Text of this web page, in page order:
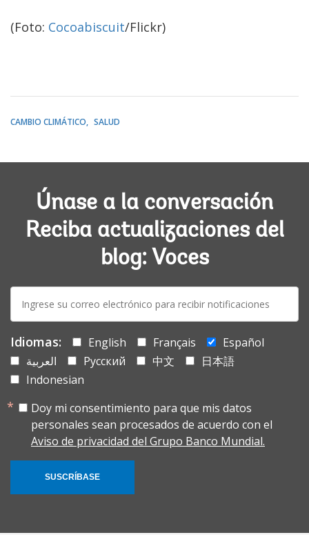
(Foto: Cocoabiscuit/Flickr)
CAMBIO CLIMÁTICO SALUD
Únase a la conversación
Reciba actualizaciones del
blog: Voces
E-
mail:
Idiomas: English Français
Español
العربية
Русский 中文
日本語
Indonesian
Doy mi consentimiento para que mis datos
personales sean procesados de acuerdo con el
Aviso de privacidad del Grupo Banco Mundial.
SUSCRÍBASE